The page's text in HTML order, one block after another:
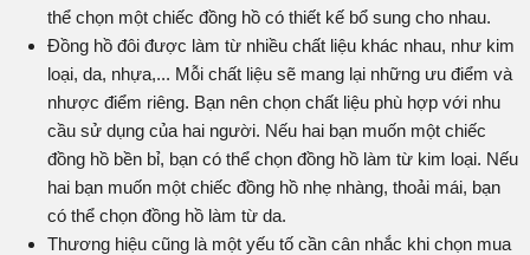
thể chọn một chiếc đồng hồ có thiết kế bổ sung cho nhau.
Đồng hồ đôi được làm từ nhiều chất liệu khác nhau, như kim
loại, da, nhựa,... Mỗi chất liệu sẽ mang lại những ưu điểm và
nhược điểm riêng. Bạn nên chọn chất liệu phù hợp với nhu
cầu sử dụng của hai người. Nếu hai bạn muốn một chiếc
đồng hồ bền bỉ, bạn có thể chọn đồng hồ làm từ kim loại. Nếu
hai bạn muốn một chiếc đồng hồ nhẹ nhàng, thoải mái, bạn
có thể chọn đồng hồ làm từ da.
Thương hiệu cũng là một yếu tố cần cân nhắc khi chọn mua